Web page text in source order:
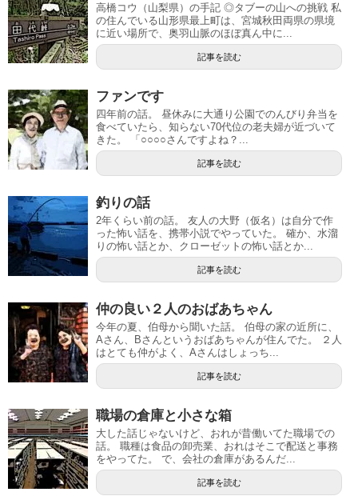
高橋コウ（山梨県）の手記 ◎タブーの山への挑戦 私
の住んでいる山形県最上町は、宮城秋田両県の県境
に近い場所で、奥羽山脈のほぼ真ん中に...
記事を読む
ファンです
四年前の話。 昼休みに大通り公園でのんびり弁当を
食べていたら、知らない70代位の老夫婦が近づいて
きた。 「○○○○さんですよね？...
記事を読む
釣りの話
2年くらい前の話。 友人の大野（仮名）は自分で作
った怖い話を、携帯小説でやっていた。 確か、水溜
りの怖い話とか、クローゼットの怖い話とか...
記事を読む
仲の良い２人のおばあちゃん
今年の夏、伯母から聞いた話。 伯母の家の近所に、
Aさん、Bさんというおばあちゃんが住んでた。 ２人
はとても仲がよく、Aさんはしょっち...
記事を読む
職場の倉庫と小さな箱
大した話じゃないけど、おれが昔働いてた職場での
話。 職種は食品の卸売業、おれはそこで配送と事務
をやってた。 で、会社の倉庫があるんだ...
記事を読む